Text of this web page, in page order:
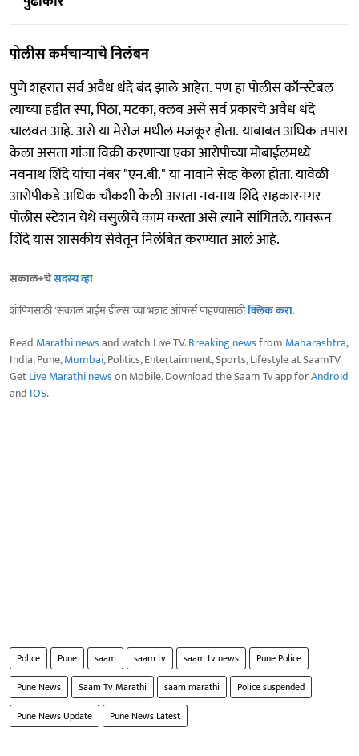
पोलीस कर्मचाऱ्याचे निलंबन
पुणे शहरात सर्व अवैध धंदे बंद झाले आहेत. पण हा पोलीस कॉन्स्टेबल
त्याच्या हद्दीत स्पा, पिठा, मटका, क्लब असे सर्व प्रकारचे अवैध धंदे
चालवत आहे. असे या मेसेज मधील मजकूर होता. याबाबत अधिक तपास
केला असता गांजा विक्री करणाऱ्या एका आरोपीच्या मोबाईलमध्ये
नवनाथ शिंदे यांचा नंबर "एन.बी." या नावाने सेव्ह केला होता. यावेळी
आरोपीकडे अधिक चौकशी केली असता नवनाथ शिंदे सहकारनगर
पोलीस स्टेशन येथे वसुलीचे काम करता असे त्याने सांगितले. यावरून
शिंदे यास शासकीय सेवेतून निलंबित करण्यात आलं आहे.
सकाळ+चेसदस्य व्हा
शॉपिंगसाठी 'सकाळ प्राईम डील्स'च्या भन्नाट ऑफर्स पाहण्यासाठीक्लिक करा.
Read Marathi newsand watch Live TV.Breaking newsfrom Maharashtra,
India, Pune,Mumbai, Politics, Entertainment, Sports, Lifestyle at SaamTV.
GetLive Marathi newson Mobile. Download the Saam Tv app forAndroid
and IOS.
Police Pune saam saam tv saam tv news
Pune Police
Pune News
Saam Tv Marathi saam marathi
Police suspended
Pune News Update
Pune News Latest